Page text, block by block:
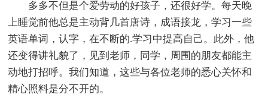
多多不但是个爱劳动的好孩子，还很好学。每天晚
上睡觉前他总是主动背几首唐诗，成语接龙，学习一些
英语单词，认字，在不断的.学习中提高自己。此外，他
还变得讲礼貌了，见到老师，同学，周围的朋友都能主
动地打招呼。我们知道，这些与各位老师的悉心关怀和
精心照料是分不开的。